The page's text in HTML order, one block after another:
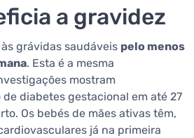
a gravidez
grávidas saudáveis pelo menos
. Esta é a mesma
mostram
diabetes gestacional em até 27
Os bebés de mães ativas têm,
já na primeira